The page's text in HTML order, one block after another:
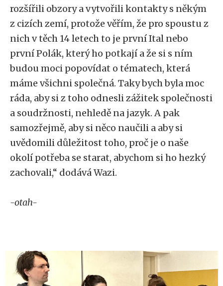
rozšířili obzory a vytvořili kontakty s někým
z cizích zemí, protože věřím, že pro spoustu z
nich v těch 14 letech to je první Ital nebo
první Polák, který ho potkají a že si s ním
budou moci popovídat o tématech, která
máme všichni společná. Taky bych byla moc
ráda, aby si z toho odnesli zážitek společnosti
a soudržnosti, nehledě na jazyk. A pak
samozřejmě, aby si něco naučili a aby si
uvědomili důležitost toho, proč je o naše
okolí potřeba se starat, abychom si ho hezký
zachovali,“ dodává Wazi.
-otah-